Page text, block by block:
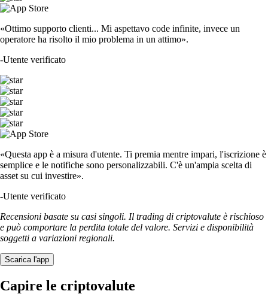
«Ottimo supporto clienti... Mi aspettavo code infinite, invece un
operatore ha risolto il mio problema in un attimo».
-Utente verificato
«Questa app è a misura d'utente. Ti premia mentre impari, l'iscrizione è
semplice e le notifiche sono personalizzabili. C'è un'ampia scelta di
asset su cui investire».
-Utente verificato
Recensioni basate su casi singoli. Il trading di criptovalute è rischioso
e può comportare la perdita totale del valore. Servizi e disponibilità
soggetti a variazioni regionali.
Scarica l'app
Capire le criptovalute